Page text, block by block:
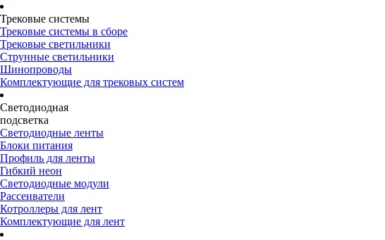
Трековые системы
Трековые системы в сборе
Трековые светильники
Струнные светильники
Шинопроводы
Комплектующие для трековых систем
Светодиодная
подсветка
Светодиодные ленты
Блоки питания
Профиль для ленты
Гибкий неон
Светодиодные модули
Рассеиватели
Котроллеры для лент
Комплектующие для лент